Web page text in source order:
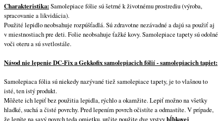
Charakteristika: Samolepiace fólie sú šetrné k životnému prostrediu (výroba,
spracovanie a likvidácia).
Použité lepidlo neobsahuje rozpúšťadlá. Sú zdravotne nezávadné a dajú sa použiť aj
v miestnostiach pre deti. Folie neobsahuje ťažké kovy. Samolepiace tapety sú odolné
voči oteru a sú svetlostále.
Návod nie lepenie DC-Fix a Gekkofix samolepiacich fólií - samolepiacich tapiet:
Samolepiaca fólia sú niekedy nazývané tiež samolepiace tapety, je to vlašnou to
isté, ten istý produkt.
Môžete ich lepiť bez použitia lepidla, rýchlo a okamžite. Lepiť možno na všetky
hladké, suchá a čisté povrchy. Pred lepením povrch očistíte a odmastíte. V prípade,
že lepíte na savý povrch teda omietku, určite použite dve vrstvyhĺbkovej